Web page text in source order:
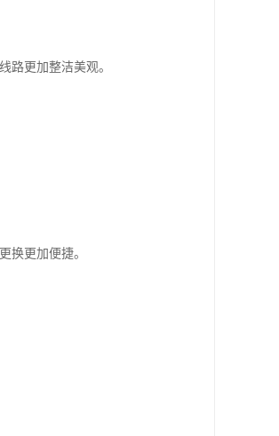
路更加整洁美观。
换更加便捷。